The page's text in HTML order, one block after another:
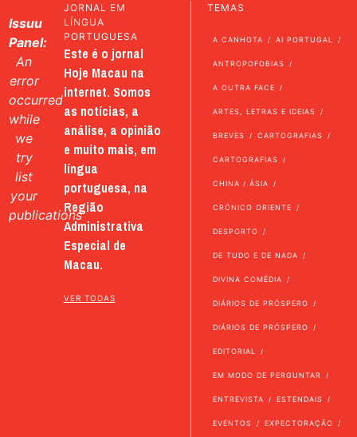
Issuu
Panel:
An
error
occurred
while
we
try
list
your
publications
JORNAL EM
LÍNGUA
PORTUGUESA
Este é o jornal
Hoje Macau na
internet. Somos
as notícias, a
análise, a opinião
e muito mais, em
língua
portuguesa, na
Região
Administrativa
Especial de
Macau.
VER TODAS
TEMAS
A CANHOTA AI PORTUGAL
ANTROPOFOBIAS
A OUTRA FACE
ARTES, LETRAS E IDEIAS
BREVES CARTOGRAFIAS
CARTOGRAFIAS
CHINA / ÁSIA
CRÓNICO ORIENTE
DESPORTO
DE TUDO E DE NADA
DIVINA COMÉDIA
DIÁRIOS DE PRÓSPERO
DIÁRIOS DE PRÓSPERO
EDITORIAL
EM MODO DE PERGUNTAR
ENTREVISTA ESTENDAIS
EVENTOS EXPECTORAÇÃO